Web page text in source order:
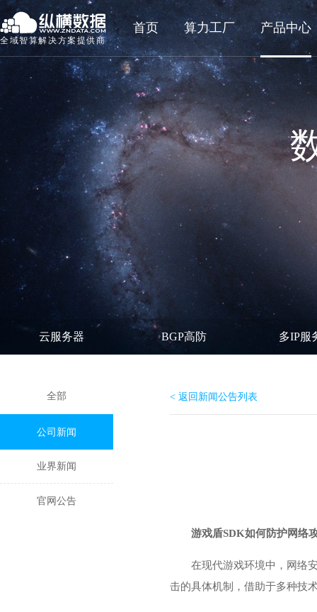
全域智算解决方案提供商
首页 算力工厂 产品中心
云服务器 BGP高防 多IP服
全部
公司新闻
业界新闻
官网公告
< 返回新闻公告列表
游戏盾SDK如何防护网络
在现代游戏环境中，网络
击的具体机制，借助于多种技